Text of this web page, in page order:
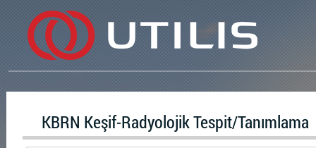
KBRN Keşif-Radyolojik Tespit/Tanımlama